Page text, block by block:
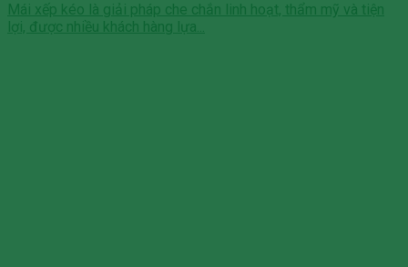
Mái xếp kéo là giải pháp che chắn linh hoạt, thẩm mỹ và tiện
lợi, được nhiều khách hàng lựa...